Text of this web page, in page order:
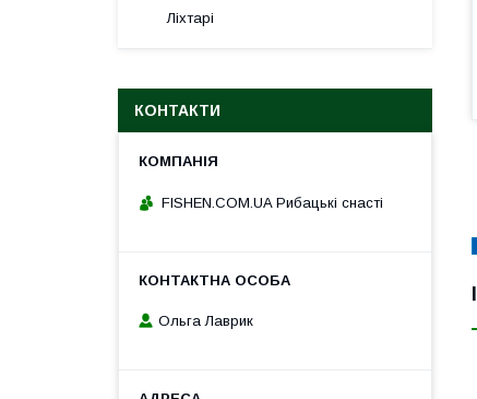
Ліхтарі
КОНТАКТИ
FISHEN.COM.UA Рибацькі снасті
Ольга Лаврик